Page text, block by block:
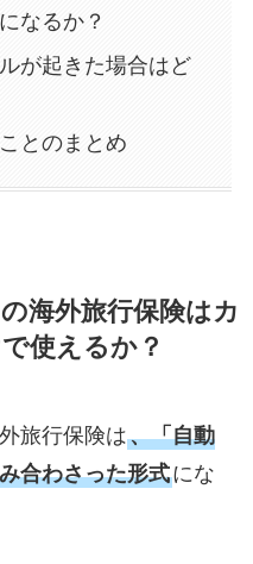
なるか？
が起きた場合はど
とのまとめ
海外旅行保険はカ
使えるか？
旅行保険は、「自動
合わさった形式にな